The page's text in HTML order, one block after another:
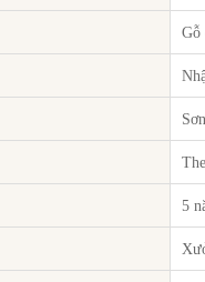
Gỗ
5